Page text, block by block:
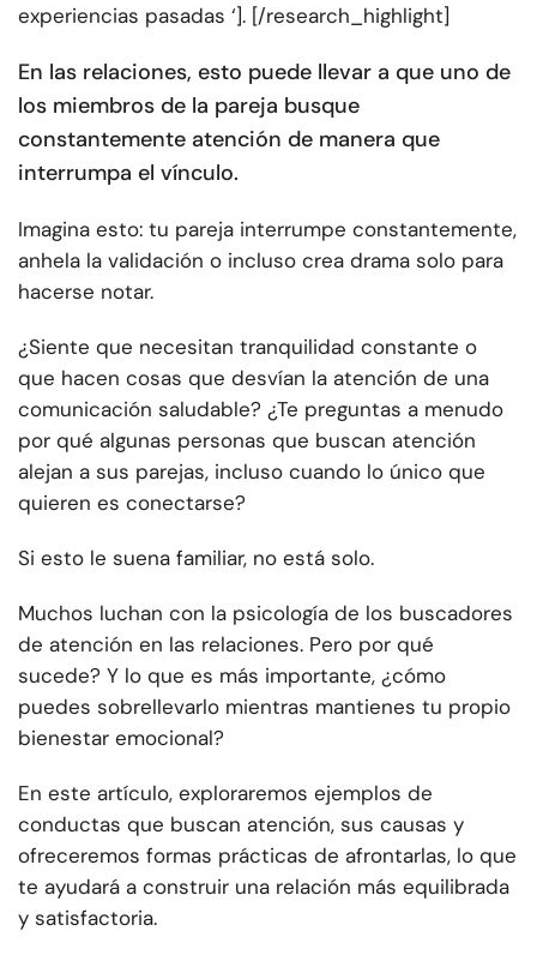
experiencias pasadas ‘]. [/research_highlight]
En las relaciones, esto puede llevar a que uno de
los miembros de la pareja busque
constantemente atención de manera que
interrumpa el vínculo.
Imagina esto: tu pareja interrumpe constantemente,
anhela la validación o incluso crea drama solo para
hacerse notar.
¿Siente que necesitan tranquilidad constante o
que hacen cosas que desvían la atención de una
comunicación saludable? ¿Te preguntas a menudo
por qué algunas personas que buscan atención
alejan a sus parejas, incluso cuando lo único que
quieren es conectarse?
Si esto le suena familiar, no está solo.
Muchos luchan con la psicología de los buscadores
de atención en las relaciones. Pero por qué
sucede? Y lo que es más importante, ¿cómo
puedes sobrellevarlo mientras mantienes tu propio
bienestar emocional?
En este artículo, exploraremos ejemplos de
conductas que buscan atención, sus causas y
ofreceremos formas prácticas de afrontarlas, lo que
te ayudará a construir una relación más equilibrada
y satisfactoria.